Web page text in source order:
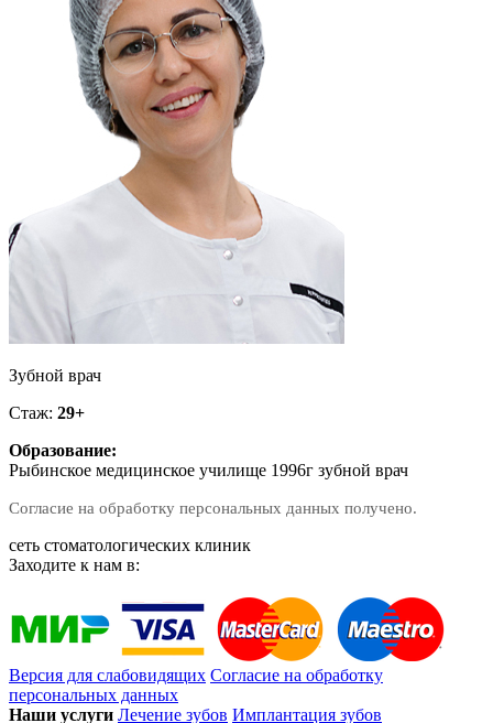
Зубной врач
Стаж: 29+
Образование:
Рыбинское медицинское училище 1996г зубной врач
Согласие на обработку персональных данных получено.
сеть стоматологических клиник
Заходите к нам в:
Версия для слабовидящих Согласие на обработку
персональных данных
Наши услуги Лечение зубов Имплантация зубов